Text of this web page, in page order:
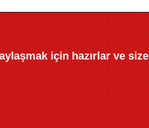
için hazırlar ve size